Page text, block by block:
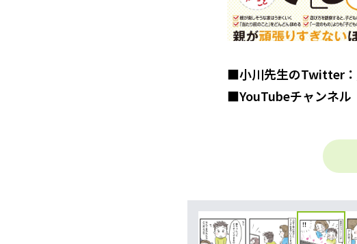
■小川先生のTwitter：
■YouTubeチャンネル